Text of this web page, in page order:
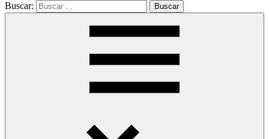
Buscar: Buscar